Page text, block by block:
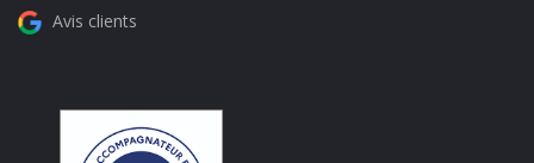
Avis clients